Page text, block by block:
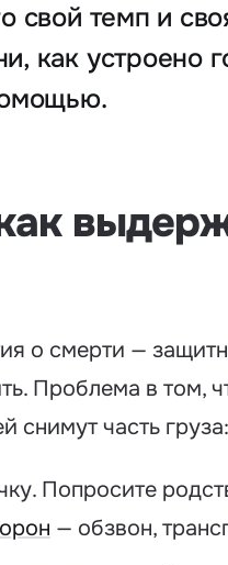
свой темп и
как устроено
о смерти —
Проблема в том,
снимут часть груза:
Попросите
— обзвон,